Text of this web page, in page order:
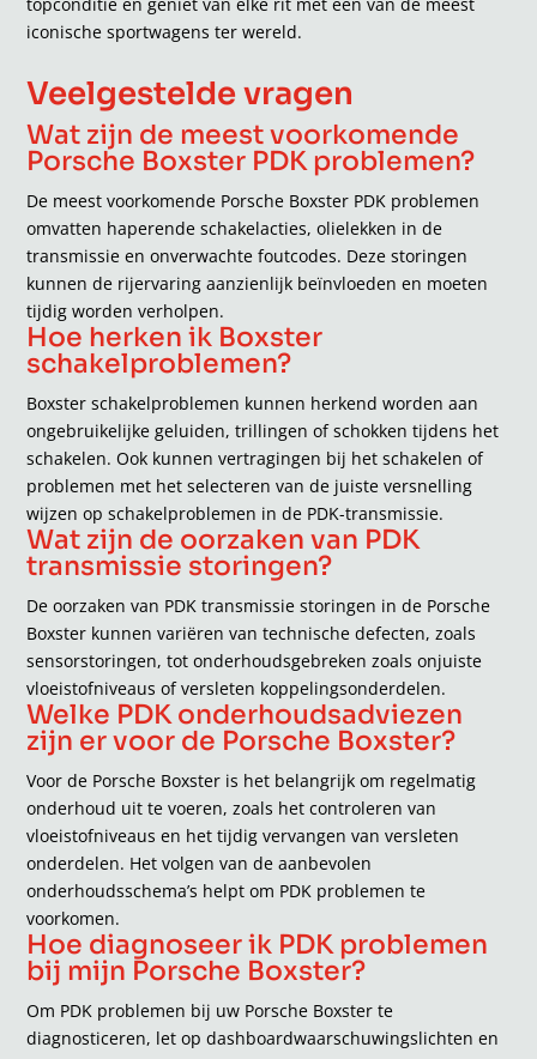
iconische sportwagens ter wereld.
Veelgestelde vragen
Wat zijn de meest voorkomende
Porsche Boxster PDK problemen?
De meest voorkomende Porsche Boxster PDK problemen
omvatten haperende schakelacties, olielekken in de
transmissie en onverwachte foutcodes. Deze storingen
kunnen de rijervaring aanzienlijk beïnvloeden en moeten
tijdig worden verholpen.
Hoe herken ik Boxster
schakelproblemen?
Boxster schakelproblemen kunnen herkend worden aan
ongebruikelijke geluiden, trillingen of schokken tijdens het
schakelen. Ook kunnen vertragingen bij het schakelen of
problemen met het selecteren van de juiste versnelling
wijzen op schakelproblemen in de PDK-transmissie.
Wat zijn de oorzaken van PDK
transmissie storingen?
De oorzaken van PDK transmissie storingen in de Porsche
Boxster kunnen variëren van technische defecten, zoals
sensorstoringen, tot onderhoudsgebreken zoals onjuiste
vloeistofniveaus of versleten koppelingsonderdelen.
Welke PDK onderhoudsadviezen
zijn er voor de Porsche Boxster?
Voor de Porsche Boxster is het belangrijk om regelmatig
onderhoud uit te voeren, zoals het controleren van
vloeistofniveaus en het tijdig vervangen van versleten
onderdelen. Het volgen van de aanbevolen
onderhoudsschema’s helpt om PDK problemen te
voorkomen.
Hoe diagnoseer ik PDK problemen
bij mijn Porsche Boxster?
Om PDK problemen bij uw Porsche Boxster te
diagnosticeren, let op dashboardwaarschuwingslichten en